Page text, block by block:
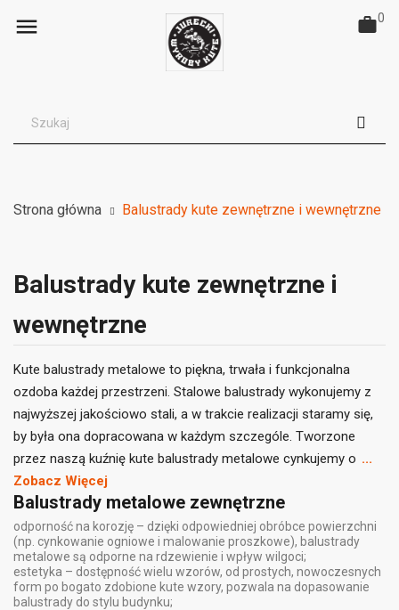
 0
Strona główna Balustrady kute zewnętrzne i wewnętrzne
Balustrady kute zewnętrzne i
wewnętrzne
Kute balustrady metalowe to piękna, trwała i funkcjonalna
ozdoba każdej przestrzeni. Stalowe balustrady wykonujemy z
najwyższej jakościowo stali, a w trakcie realizacji staramy się,
by była ona dopracowana w każdym szczególe. Tworzone
przez naszą kuźnię kute balustrady metalowe cynkujemy o ...
Zobacz Więcej
Balustrady metalowe zewnętrzne
odporność na korozję – dzięki odpowiedniej obróbce powierzchni
(np. cynkowanie ogniowe i malowanie proszkowe), balustrady
metalowe są odporne na rdzewienie i wpływ wilgoci;
estetyka – dostępność wielu wzorów, od prostych, nowoczesnych
form po bogato zdobione kute wzory, pozwala na dopasowanie
balustrady do stylu budynku;